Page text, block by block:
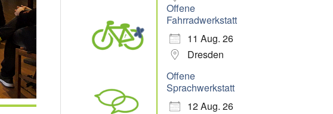
Offene
Fahrradwerkstatt
11 Aug. 26
Dresden
Offene
Sprachwerkstatt
12 Aug. 26